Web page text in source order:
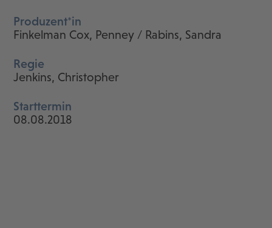
Produzent*in
Finkelman Cox, Penney / Rabins, Sandra
Regie
Jenkins, Christopher
Starttermin
08.08.2018